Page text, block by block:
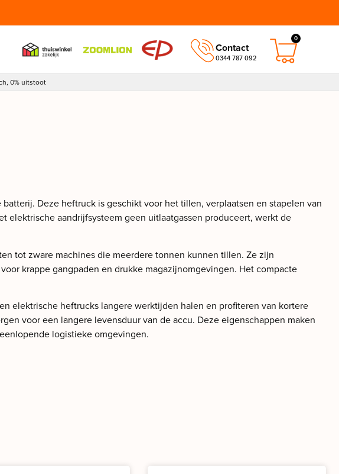
Contact
0344 787 092
0
0% uitstoot
Deze heftruck is geschikt voor het tillen, verplaatsen en stapelen van
aandrijfsysteem geen uitlaatgassen produceert, werkt de
tot zware machines die meerdere tonnen kunnen tillen. Ze zijn
krappe gangpaden en drukke magazijnomgevingen. Het compacte
elektrische heftrucks langere werktijden halen en profiteren van kortere
voor een langere levensduur van de accu. Deze eigenschappen maken
logistieke omgevingen.